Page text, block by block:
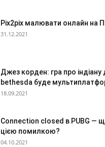
Pix2pix малювати онлайн на
31.12.2021
Джез корден: гра про індіану
bethesda буде
18.09.2021
Connection closed в PUBG —
цією помилкою?
04.10.2021